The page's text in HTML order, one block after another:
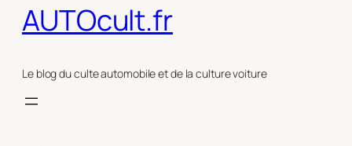
AUTOcult.fr
Le blog du culte automobile et de la culture voiture